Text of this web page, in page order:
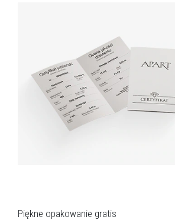
Piękne opakowanie gratis